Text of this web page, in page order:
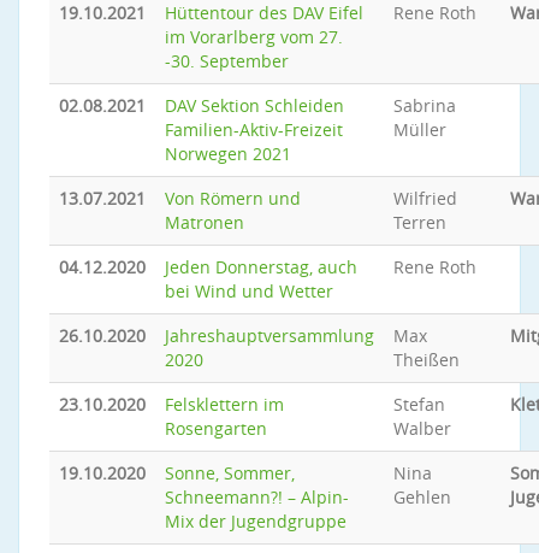
19.10.2021
Hüttentour des DAV Eifel
im Vorarlberg vom 27.
-30. September
Rene Roth
02.08.2021
DAV Sektion Schleiden
Familien-Aktiv-Freizeit
Norwegen 2021
Sabrina
Müller
13.07.2021
Von Römern und
Matronen
Wilfried
Terren
04.12.2020
Jeden Donnerstag, auch
bei Wind und Wetter
Rene Roth
26.10.2020
Jahreshauptversammlung
2020
Max
Theißen
23.10.2020
Felsklettern im
Rosengarten
Stefan
Walber
19.10.2020
Sonne, Sommer,
Schneemann?! – Alpin-
Mix der Jugendgruppe
Nina
Gehlen